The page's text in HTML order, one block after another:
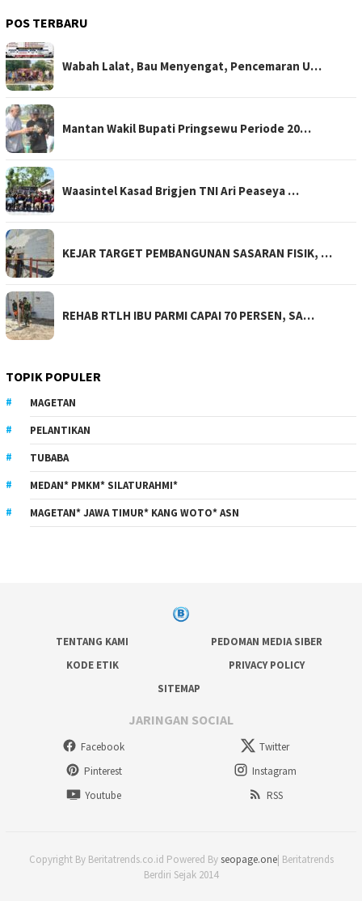
POS TERBARU
Wabah Lalat, Bau Menyengat, Pencemaran U…
Mantan Wakil Bupati Pringsewu Periode 20…
Waasintel Kasad Brigjen TNI Ari Peaseya …
KEJAR TARGET PEMBANGUNAN SASARAN FISIK, …
REHAB RTLH IBU PARMI CAPAI 70 PERSEN, SA…
TOPIK POPULER
MAGETAN
PELANTIKAN
TUBABA
MEDAN* PMKM* SILATURAHMI*
MAGETAN* JAWA TIMUR* KANG WOTO* ASN
TENTANG KAMI
PEDOMAN MEDIA SIBER
KODE ETIK
PRIVACY POLICY
SITEMAP
JARINGAN SOCIAL
Facebook
Twitter
Pinterest
Instagram
Youtube
RSS
Copyright By Beritatrends.co.id Powered Byseopage.one| Beritatrends
Berdiri Sejak 2014